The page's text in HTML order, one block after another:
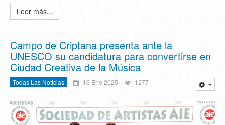
Leer más...
Campo de Criptana presenta ante la
UNESCO su candidatura para convertirse en
Ciudad Creativa de la Música
Todas Las Noticias 16 Ene 2025 1277